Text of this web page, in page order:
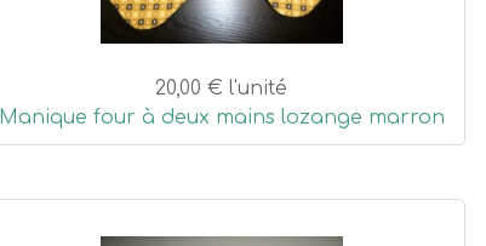
20,00 € l'unité
Manique four à deux mains lozange marron